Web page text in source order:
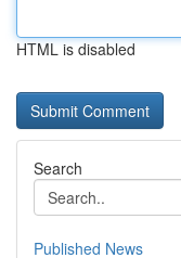
HTML is disabled
Search
Published News